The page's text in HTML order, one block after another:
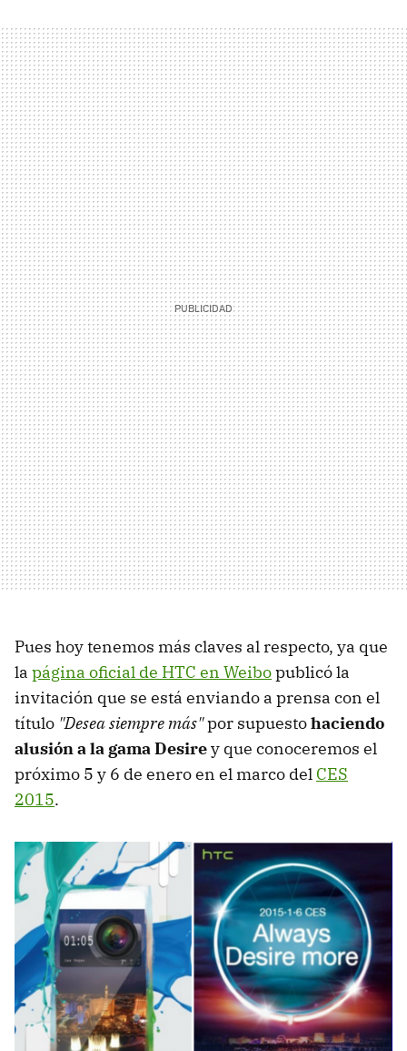
Pues hoy tenemos más claves al respecto, ya que
la página oficial de HTC en Weibopublicó la
invitación que se está enviando a prensa con el
título "Desea siempre más"por supuestohaciendo
alusión a la gama Desirey que conoceremos el
próximo 5 y 6 de enero en el marco del CES
2015.